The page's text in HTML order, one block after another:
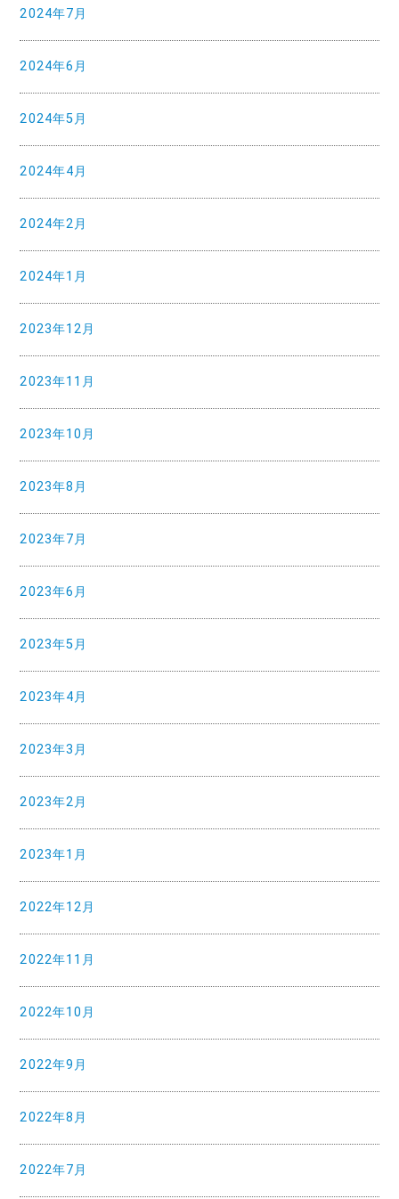
2024年7月
2024年6月
2024年5月
2024年4月
2024年2月
2024年1月
2023年12月
2023年11月
2023年10月
2023年8月
2023年7月
2023年6月
2023年5月
2023年4月
2023年3月
2023年2月
2023年1月
2022年12月
2022年11月
2022年10月
2022年9月
2022年8月
2022年7月